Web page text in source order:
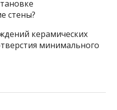
стены?
керамических
минимального